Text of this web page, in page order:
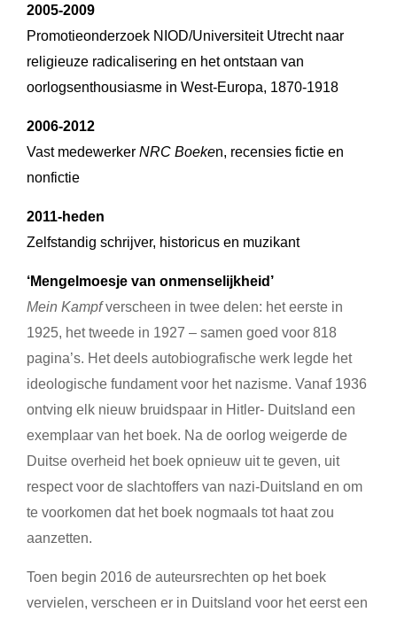
2005-2009
Promotieonderzoek NIOD/Universiteit Utrecht naar
religieuze radicalisering en het ontstaan van
oorlogsenthousiasme in West-Europa, 1870-1918
2006-2012
Vast medewerker NRC Boeken, recensies fictie en
nonfictie
2011-heden
Zelfstandig schrijver, historicus en muzikant
‘Mengelmoesje van onmenselijkheid’
Mein Kampfverscheen in twee delen: het eerste in
1925, het tweede in 1927 – samen goed voor 818
pagina’s. Het deels autobiografische werk legde het
ideologische fundament voor het nazisme. Vanaf 1936
ontving elk nieuw bruidspaar in Hitler- Duitsland een
exemplaar van het boek. Na de oorlog weigerde de
Duitse overheid het boek opnieuw uit te geven, uit
respect voor de slachtoffers van nazi-Duitsland en om
te voorkomen dat het boek nogmaals tot haat zou
aanzetten.
Toen begin 2016 de auteursrechten op het boek
vervielen, verscheen er in Duitsland voor het eerst een